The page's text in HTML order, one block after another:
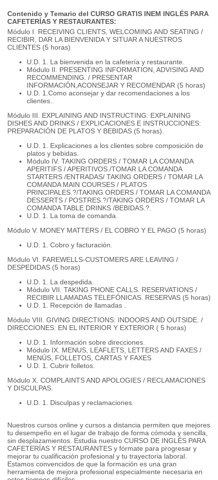
Contenido y Temario del CURSO GRATIS INEM INGLÉS PARA
CAFETERÍAS Y RESTAURANTES:
Módulo I. RECEIVING CLIENTS, WELCOMING AND SEATING /
RECIBIR, DAR LA BIENVENIDA Y SITUAR A NUESTROS
CLIENTES (5 horas)
U.D. 1. La bienvenida en la cafetería y restaurante.
Módulo II. PRESENTING INFORMATION, ADVISING AND
RECOMMENDING. / PRESENTAR
INFORMACIÓN,ACONSEJAR Y RECOMENDAR (5 horas)
U.D. 1.Como aconsejar y dar recomendaciones a los
clientes..
Módulo III. EXPLAINING AND INSTRUCTING: EXPLAINING
DISHES AND DRINKS / EXPLICACIONES E INSTRUCCIONES:
PREPARACIÓN DE PLATOS Y BEBIDAS (5 horas).
U.D. 1. Explicaciones a los clientes sobre composición de
platos y bebidas.
Módulo IV. TAKING ORDERS / TOMAR LA COMANDA
APERITIFS / APERITIVOS./TOMAR LA COMANDA
STARTERS /ENTRADAS/ TAKING ORDERS / TOMAR LA
COMANDA MAIN COURSES / PLATOS
PRINCIPALES.?/TAKING ORDERS / TOMAR LA COMANDA
DESSERTS / POSTRES.?/TAKING ORDERS / TOMAR LA
COMANDA TABLE DRINKS /BEBIDAS.?.
U.D. 1. La toma de comanda.
Módulo V. MONEY MATTERS / EL COBRO Y EL PAGO (5 horas)
U.D. 1. Cobro y facturación.
Módulo VI. FAREWELLS-CUSTOMERS ARE LEAVING /
DESPEDIDAS (5 horas)
U.D. 1. La despedida.
Módulo VII. TAKING PHONE CALLS. RESERVATIONS /
RECIBIR LLAMADAS TELEFÓNICAS. RESERVAS (5 horas)
U.D. 1. Recepción de llamadas .
Módulo VIII. GIVING DIRECTIONS: INDOORS AND OUTSIDE. /
DIRECCIONES: EN EL INTERIOR Y EXTERIOR ( 5 horas)
U.D. 1. Información sobre direcciones.
Módulo IX. MENUS, LEAFLETS, LETTERS AND FAXES /
MENÚS, FOLLETOS, CARTAS Y FAXES
U.D. 1. Cubrir folletos.
Módulo X. COMPLAINTS AND APOLOGIES / RECLAMACIONES
Y DISCULPAS.
U.D. 1. Disculpas y reclamaciones.
Nuestros cursos online y cursos a distancia permiten que mejores
tu desempeño en el lugar de trabajo de forma cómoda y sencilla,
sin desplazamientos. Estudia nuestro CURSO DE INGLÉS PARA
CAFETERÍAS Y RESTAURANTES y fórmate para progresar y
mejorar tu cualificación profesional y tu trayectoria laboral.
Estamos convencidos de que la formación es una gran
herramienta de mejora profesional especialmente necesaria en